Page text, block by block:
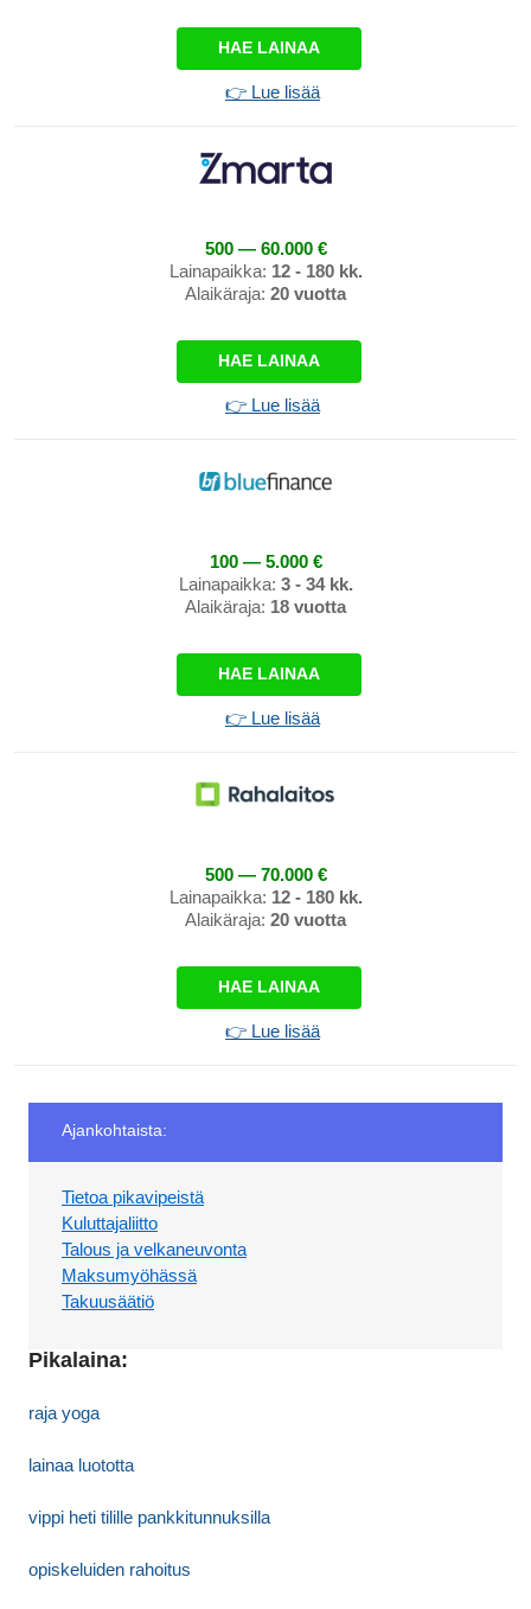
HAE LAINAA
👉 Lue lisää
500 — 60.000 €
Lainapaikka: 12 - 180 kk.
Alaikäraja: 20 vuotta
HAE LAINAA
👉 Lue lisää
100 — 5.000 €
Lainapaikka: 3 - 34 kk.
Alaikäraja: 18 vuotta
HAE LAINAA
👉 Lue lisää
500 — 70.000 €
Lainapaikka: 12 - 180 kk.
Alaikäraja: 20 vuotta
HAE LAINAA
👉 Lue lisää
Ajankohtaista:
Tietoa pikavipeistä
Kuluttajaliitto
Talous ja velkaneuvonta
Maksumyöhässä
Takuusäätiö
Pikalaina:
raja yoga
lainaa luototta
vippi heti tilille pankkitunnuksilla
opiskeluiden rahoitus